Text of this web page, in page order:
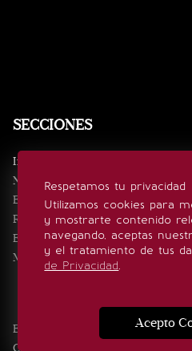
Respetamos tu privacidad
Utilizamos cookies para
y mostrarte contenido
navegando, aceptas
y el tratamiento de tus
de Privacidad.
Acepto
SECCIONES
Inicio
Noticias
Eventos
Realeza
Estilo de vida
Minuto x Minuto
Edición Impresa Noticias
Contacto